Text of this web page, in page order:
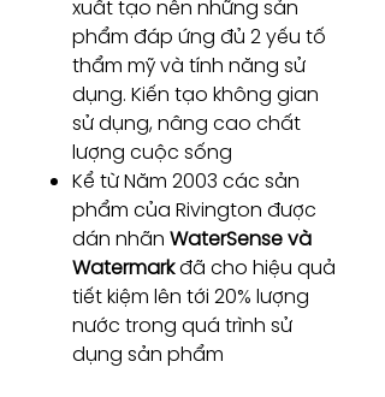
xuất tạo nên những sản
phẩm đáp ứng đủ 2 yếu tố
thẩm mỹ và tính năng sử
dụng. Kiến tạo không gian
sử dụng, nâng cao chất
lượng cuộc sống
Kể từ Năm 2003 các sản
phẩm của Rivington được
dán nhãn WaterSense và
Watermarkđã cho hiệu quả
tiết kiệm lên tới 20% lượng
nước trong quá trình sử
dụng sản phẩm